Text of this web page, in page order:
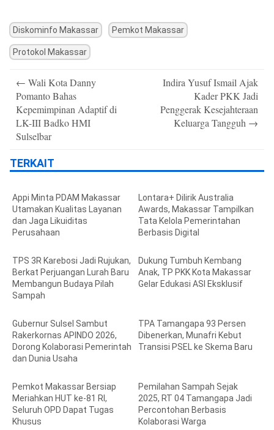
Diskominfo Makassar Pemkot Makassar
Protokol Makassar
navigation
← Wali Kota Danny
Pomanto Bahas
Kepemimpinan Adaptif di
LK-III Badko HMI
Sulselbar
Indira Yusuf Ismail Ajak
Kader PKK Jadi
Penggerak Kesejahteraan
Keluarga Tangguh →
TERKAIT
Appi Minta PDAM Makassar
Utamakan Kualitas Layanan
dan Jaga Likuiditas
Perusahaan
Lontara+ Dilirik Australia
Awards, Makassar Tampilkan
Tata Kelola Pemerintahan
Berbasis Digital
TPS 3R Karebosi Jadi Rujukan,
Berkat Perjuangan Lurah Baru
Membangun Budaya Pilah
Sampah
Dukung Tumbuh Kembang
Anak, TP PKK Kota Makassar
Gelar Edukasi ASI Eksklusif
Gubernur Sulsel Sambut
Rakerkornas APINDO 2026,
Dorong Kolaborasi Pemerintah
dan Dunia Usaha
TPA Tamangapa 93 Persen
Dibenerkan, Munafri Kebut
Transisi PSEL ke Skema Baru
Pemkot Makassar Bersiap
Meriahkan HUT ke-81 RI,
Seluruh OPD Dapat Tugas
Khusus
Pemilahan Sampah Sejak
2025, RT 04 Tamangapa Jadi
Percontohan Berbasis
Kolaborasi Warga